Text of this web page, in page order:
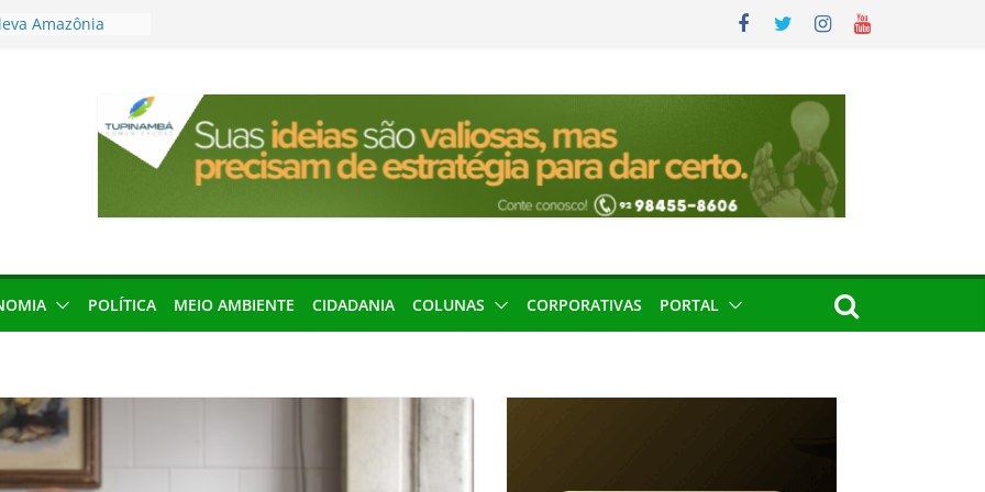
Amazônia
de 2027
local impróprio
fogo no Cemitério
protagonismo
podem barrar
POLÍTICA MEIO AMBIENTE CIDADANIA COLUNAS CORPORATIVAS PORTAL